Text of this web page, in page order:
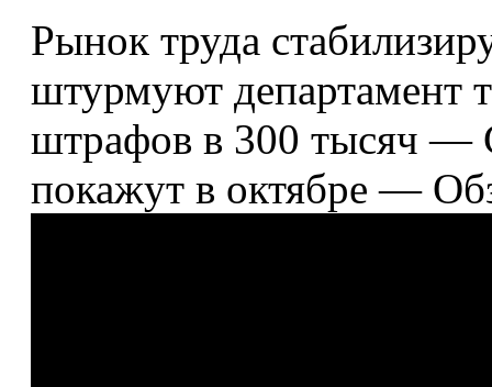
Рынок труда
штурмуют департамент
штрафов в 300 тысяч —
покажут в октябре —